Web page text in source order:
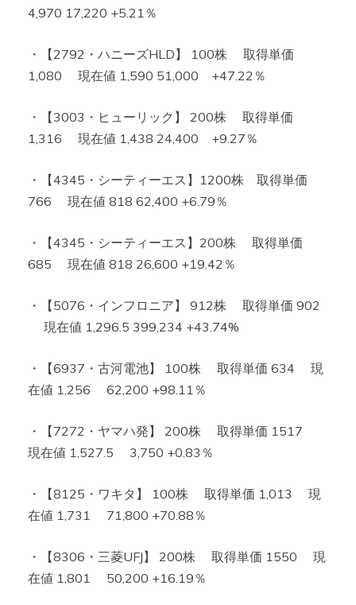
4,970 17,220 +5.21％
・【2792・ハニーズHLD】 100株 取得単価
1,080 現在値 1,590 51,000 +47.22％
・【3003・ヒューリック】 200株 取得単価
1,316 現在値 1,438 24,400 +9.27％
・【4345・シーティーエス】1200株 取得単価
766 現在値 818 62,400 +6.79％
・【4345・シーティーエス】200株 取得単価
685 現在値 818 26,600 +19.42％
・【5076・インフロニア】 912株 取得単価 902
現在値 1,296.5 399,234 +43.74%
・【6937・古河電池】 100株 取得単価 634 現
在値 1,256 62,200 +98.11％
・【7272・ヤマハ発】 200株 取得単価 1517
現在値 1,527.5 3,750 +0.83％
・【8125・ワキタ】 100株 取得単価 1,013 現
在値 1,731 71,800 +70.88％
・【8306・三菱UFJ】 200株 取得単価 1550 現
在値 1,801 50,200 +16.19％